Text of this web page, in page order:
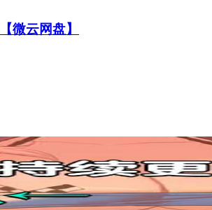
微云网盘】